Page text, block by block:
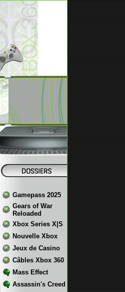
Gamepass 2025
Gears of War
Reloaded
Xbox Series X|S
Nouvelle Xbox
Jeux de Casino
Câbles Xbox 360
Mass Effect
Assassin's Creed